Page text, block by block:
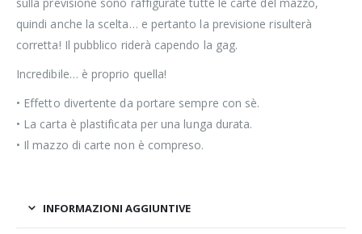
quindi anche la scelta… e pertanto la previsione risulterà
corretta! Il pubblico riderà capendo la gag.
Incredibile… è proprio quella!
• Effetto divertente da portare sempre con sè.
• La carta è plastificata per una lunga durata.
• Il mazzo di carte non è compreso.
INFORMAZIONI AGGIUNTIVE